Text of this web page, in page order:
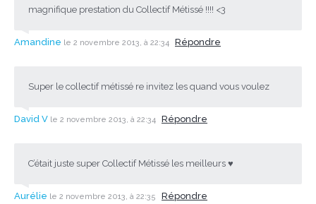
magnifique prestation du Collectif Métissé !!!! <3
Amandine le 2 novembre 2013, à 22:34 Répondre
Super le collectif métissé re invitez les quand vous voulez
David V le 2 novembre 2013, à 22:34 Répondre
C’était juste super Collectif Métissé les meilleurs ♥
Aurélie le 2 novembre 2013, à 22:35 Répondre